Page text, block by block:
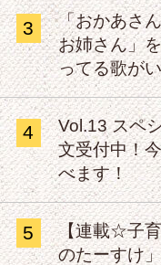
3
「おかあさ
お姉さん」
ってる歌が
4
Vol.13 スペ
文受付中！
べます！
5
【連載☆子
のたーすけ